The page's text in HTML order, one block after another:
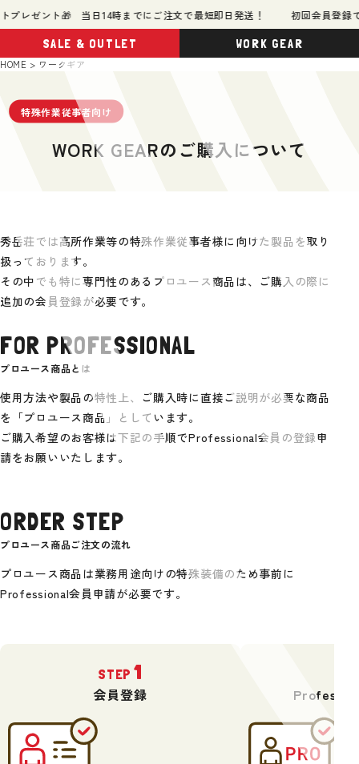
ゼント🎁 当日14時までにご注文で最短即日発送！ 初回会員登録で
WORK GEAR
HOME ワークギア
特殊作業従事者向け
WORK GEARのご購入について
秀岳荘では高所作業等の特殊作業従事者様に向けた製品を取り
扱っております。
その中でも特に専門性のあるプロユース商品は、ご購入の際に
追加の会員登録が必要です。
FOR PROFESSIONAL
プロユース商品とは
使用方法や製品の特性上、ご購入時に直接ご説明が必要な商品
を「プロユース商品」としています。
ご購入希望のお客様は下記の手順でProfessional会員の登録申
請をお願いいたします。
ORDER STEP
プロユース商品ご注文の流れ
プロユース商品は業務用途向けの特殊装備のため事前に
Professional会員申請が必要です。
STEP 1
会員登録
SALE & OUTLET